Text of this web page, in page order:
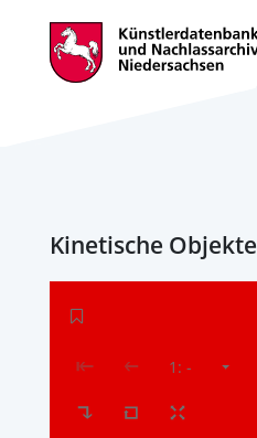
Kinetische Objekte